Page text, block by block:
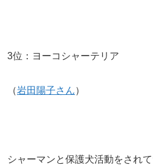
3位：ヨーコシャーテリア
（岩田陽子さん）
シャーマンと保護犬活動をされ